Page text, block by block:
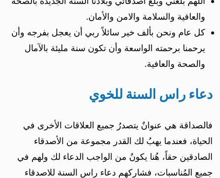
والعافية والسلامة والامن والأمان.
كل عام ونحن بألف خير سائلاً ربي أن يعجل بفرجه وأن
يرحمنا برحمته الواسعة وأن تكون سنة مليئة بالآمال
والصحة والعافية.
دعاء راس السنة للخوي
فالصداقة هي عنوانٌ يتصدرُ جميع العلاقات الأخرى في
الحياة، فعندما يهبُ لك القدر مجموعة من الأصدقاء
الصادقين حقاً، هُنا يكونُ من الواجب الدعاء لك ولهم في
جميع المُناسبات، فشاركهم دعاء راس السنة للاصدقاء